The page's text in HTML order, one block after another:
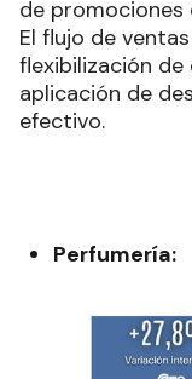
de
El flujo de
flexibilización
aplicación de
efectivo.
Perfumería: